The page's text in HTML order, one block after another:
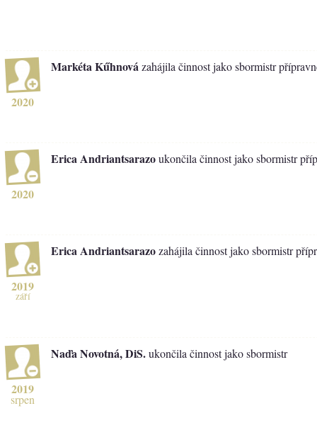
2020
Markéta Kűhnová zahájila činnost jako sbormistr
2020
Erica Andriantsarazoukončila činnost jako sbormistr
2019
září
Erica Andriantsarazozahájila činnost jako sbormistr
2019
srpen
Naďa Novotná, DiS.ukončila činnost jako sbormistr